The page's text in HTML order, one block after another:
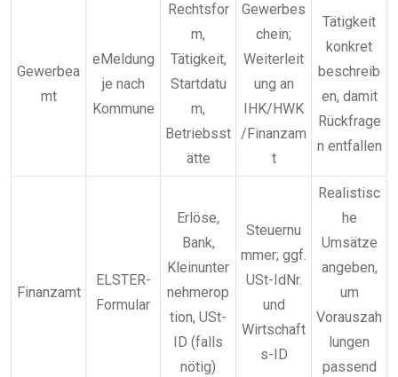
Gewerbea
mt
eMeldung
je nach
Kommune
Rechtsfor
m,
Tätigkeit,
Startdatu
m,
Betriebsst
ätte
Gewerbes
chein;
Weiterleit
ung an
IHK/HWK
/Finanzam
t
Tätigkeit
konkret
beschreib
en, damit
Rückfrage
n entfallen
Finanzamt
ELSTER-
Formular
Erlöse,
Bank,
Kleinunter
nehmerop
tion, USt-
ID (falls
nötig)
Steuernu
mmer; ggf.
USt-IdNr.
und
Wirtschaft
s-ID
Realistisc
he
Umsätze
angeben,
um
Vorauszah
lungen
passend